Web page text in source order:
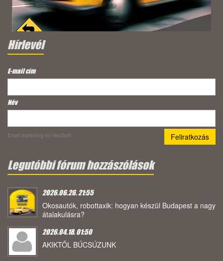
Hírlevél
E-mail cím*
Név
Email marketing by NeoSoft
Legutóbbi fórum hozzászólások
2026.06.26. 21:55
Okosautók, robottaxik: hogyan készül Budapest a nagy
átalakulásra?
2026.04.18. 01:50
AKIKTŐL BÚCSÚZUNK